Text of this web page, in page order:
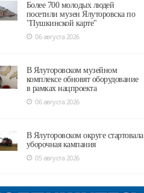
Более 700 молодых людей
посетили музеи Ялуторовска по
"Пушкинской карте"
06 августа 2026
В Ялуторовском музейном
комплексе обновят оборудование
в рамках нацпроекта
06 августа 2026
В Ялуторовском округе стартовала
уборочная кампания
05 августа 2026